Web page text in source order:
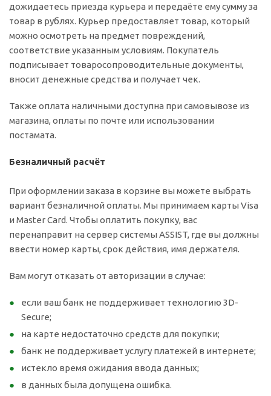
дожидаетесь приезда курьера и передаёте ему сумму за
товар в рублях. Курьер предоставляет товар, который
можно осмотреть на предмет повреждений,
соответствие указанным условиям. Покупатель
подписывает товаросопроводительные документы,
вносит денежные средства и получает чек.
Также оплата наличными доступна при самовывозе из
магазина, оплаты по почте или использовании
постамата.
Безналичный расчёт
При оформлении заказа в корзине вы можете выбрать
вариант безналичной оплаты. Мы принимаем карты Visa
и Master Card. Чтобы оплатить покупку, вас
перенаправит на сервер системы ASSIST, где вы должны
ввести номер карты, срок действия, имя держателя.
Вам могут отказать от авторизации в случае:
если ваш банк не поддерживает технологию 3D-
Secure;
на карте недостаточно средств для покупки;
банк не поддерживает услугу платежей в интернете;
истекло время ожидания ввода данных;
в данных была допущена ошибка.